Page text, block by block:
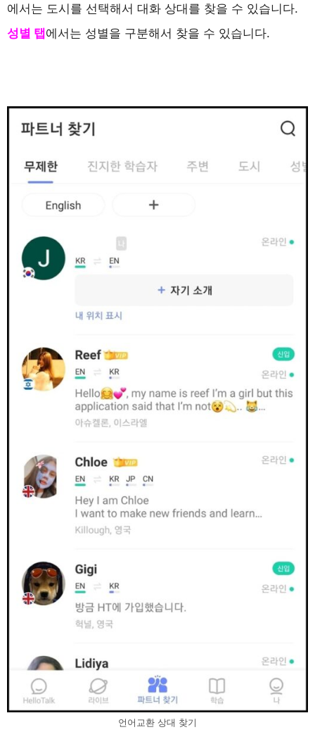
에서는 도시를 선택해서 대화 상대를 찾을 수 있습니다.
성별 탭에서는 성별을 구분해서 찾을 수 있습니다.
언어교환 상대 찾기